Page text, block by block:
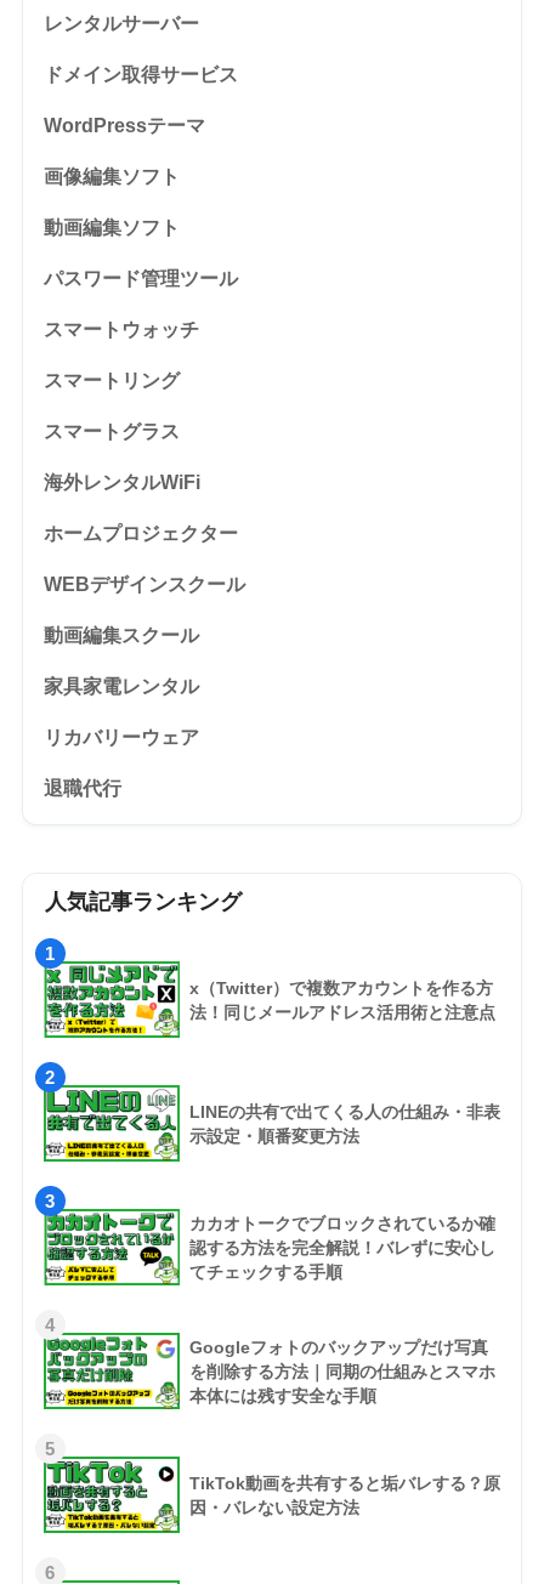
レンタルサーバー
ドメイン取得サービス
WordPressテーマ
画像編集ソフト
動画編集ソフト
パスワード管理ツール
スマートウォッチ
スマートリング
スマートグラス
海外レンタルWiFi
ホームプロジェクター
WEBデザインスクール
動画編集スクール
家具家電レンタル
リカバリーウェア
退職代行
人気記事ランキング
1
x（Twitter）で複数アカウントを作る方
法！同じメールアドレス活用術と注意点
2
LINEの共有で出てくる人の仕組み・非表
示設定・順番変更方法
3
カカオトークでブロックされているか確
認する方法を完全解説！バレずに安心し
てチェックする手順
4
Googleフォトのバックアップだけ写真
を削除する方法｜同期の仕組みとスマホ
本体には残す安全な手順
5
TikTok動画を共有すると垢バレする？原
因・バレない設定方法
6